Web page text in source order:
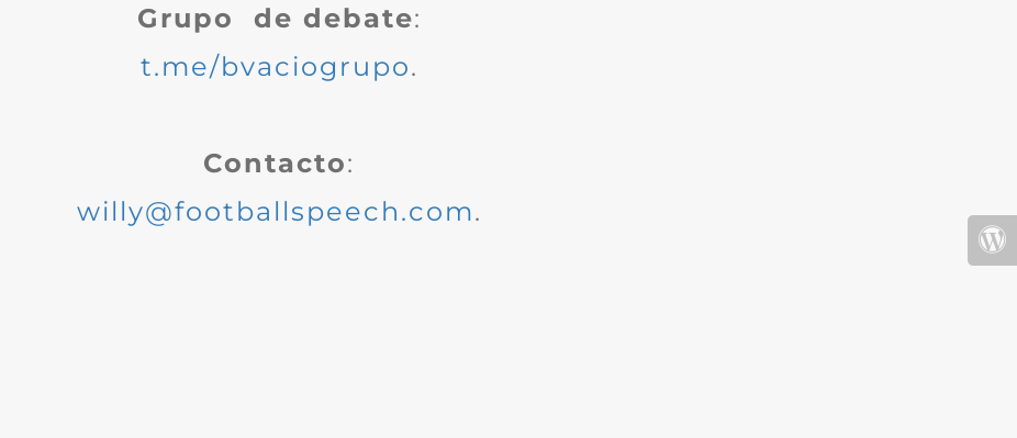
Grupo de debate:
t.me/bvaciogrupo.
Contacto:
willy@footballspeech.com.